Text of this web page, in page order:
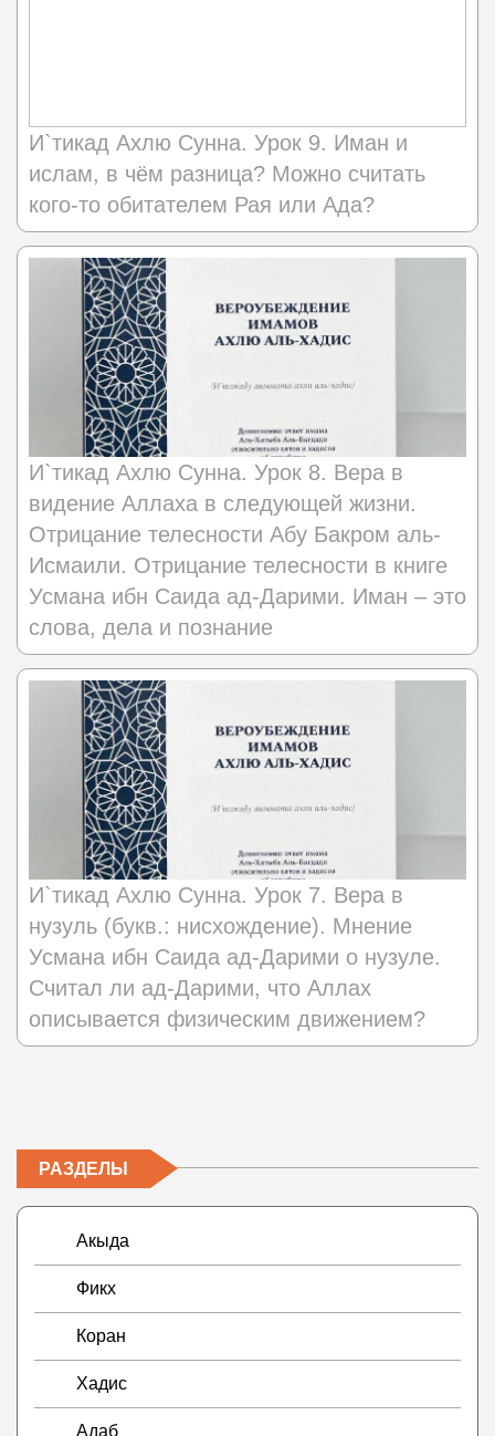
И`тикад Ахлю Сунна. Урок 9. Иман и
ислам, в чём разница? Можно считать
кого-то обитателем Рая или Ада?
И`тикад Ахлю Сунна. Урок 8. Вера в
видение Аллаха в следующей жизни.
Отрицание телесности Абу Бакром аль-
Исмаили. Отрицание телесности в книге
Усмана ибн Саида ад-Дарими. Иман – это
слова, дела и познание
И`тикад Ахлю Сунна. Урок 7. Вера в
нузуль (букв.: нисхождение). Мнение
Усмана ибн Саида ад-Дарими о нузуле.
Считал ли ад-Дарими, что Аллах
описывается физическим движением?
РАЗДЕЛЫ
Акыда
Фикх
Коран
Хадис
Адаб